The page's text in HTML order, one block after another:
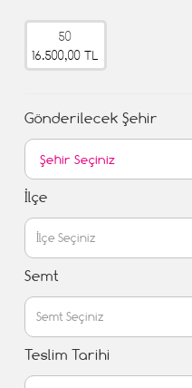
50
16.500,00 TL
Gönderilecek Şehir
İlçe
Semt
Teslim Tarihi